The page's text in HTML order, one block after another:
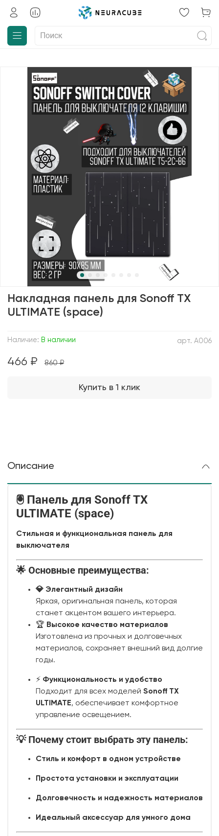
арт. A006
Наличие: В наличии
Накладная панель для Sonoff TX
ULTIMATE (space)
466 ₽ 860 ₽
Купить в 1 клик
Описание
🖲 Панель для Sonoff TX
ULTIMATE (space)
Стильная и функциональная панель для
выключателя
🌟 Основные преимущества:
💎 Элегантный дизайн
Яркая, оригинальная панель, которая
станет акцентом вашего интерьера.
🏆 Высокое качество материалов
Изготовлена из прочных и долговечных
материалов, сохраняет внешний вид долгие
годы.
⚡ Функциональность и удобство
Подходит для всех моделей Sonoff TX
ULTIMATE, обеспечивает комфортное
управление освещением.
💡 Почему стоит выбрать эту панель:
Стиль и комфорт в одном устройстве
Простота установки и эксплуатации
Долговечность и надежность материалов
Идеальный аксессуар для умного дома